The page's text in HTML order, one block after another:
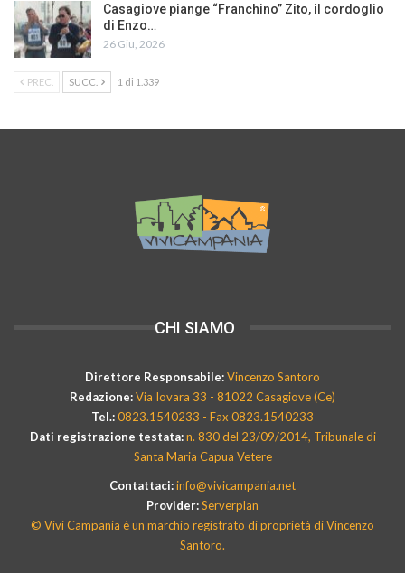
Casagiove piange “Franchino” Zito, il cordoglio
di Enzo…
26 Giu, 2026
PREC. SUCC. 1 di 1.339
CHI SIAMO
Direttore Responsabile:Vincenzo Santoro
Redazione:Via Iovara 33 - 81022 Casagiove (Ce)
Tel.:0823.1540233 - Fax 0823.1540233
Dati registrazione testata:n. 830 del 23/09/2014, Tribunale di
Santa Maria Capua Vetere
Contattaci:info@vivicampania.net
Provider:Serverplan
© Vivi Campania è un marchio registrato di proprietà di Vincenzo
Santoro.